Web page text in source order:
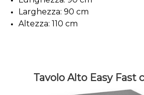
Larghezza: 90 cm
Altezza: 110 cm
Tavolo Alto Easy Fast